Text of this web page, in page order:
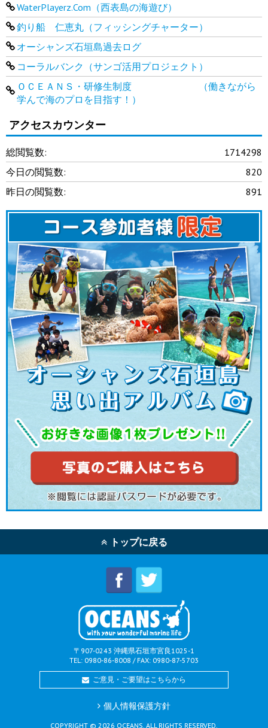
WaterPlayerz.Com（西表島の海遊び）
釣り船 仁恵丸（フィッシングチャーター）
オーシャンズ石垣島過去ログ
コーラルバンク（サンゴ活用プロジェクト）
ＯＣＥＡＮＳ・研修生制度 （働きながら
学んで海のプロを目指す！）
アクセスカウンター
1714298
総閲覧数:
820
今日の閲覧数:
891
昨日の閲覧数:
トップに戻る
〒907-0243 沖縄県石垣市宮良1025-1
TEL: 0980-86-8008 / FAX: 0980-87-5703
ご意見・ご要望はこちらから
個人情報保護方針
COPYRIGHT © 2026 OCEANS. ALL RIGHTS RESERVED.